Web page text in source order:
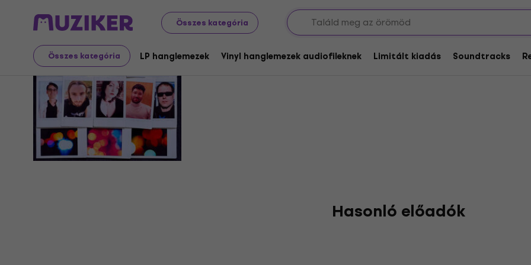
Összes kategória
Összes kategória LP hanglemezek Vinyl hanglemezek audiofileknek Limitált kiadás Soundtracks
Skymender
Hasonló előadók